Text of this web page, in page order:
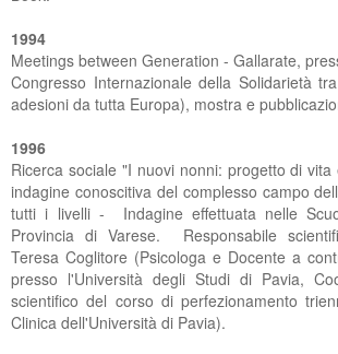
1994
Meetings between Generation - Gallarate,
Congresso Internazionale della Solidarietà
adesioni da tutta Europa), mostra e
1996
Ricerca sociale "I nuovi nonni: progetto di
indagine conoscitiva del complesso campo
tutti i livelli - Indagine effettuata nelle
Provincia di Varese. Responsabile
Teresa Coglitore (Psicologa e Docente a
presso l'Università degli Studi di Pavia,
scientifico del corso di perfezionamento
Clinica dell'Università di Pavia).
UFFICIO DEL PERSONALE
PEC POSTA ELETTRONICA
MODULISTICA RSA
PHOTOGALLERY
INTEGRATO PROTETTO
MODULISTICA CENTRI DIURNI
NOLEGGIO SALE
CERTIFICAZIONE ISO